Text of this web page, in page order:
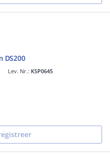
DS200
Lev. Nr.: KSP0645